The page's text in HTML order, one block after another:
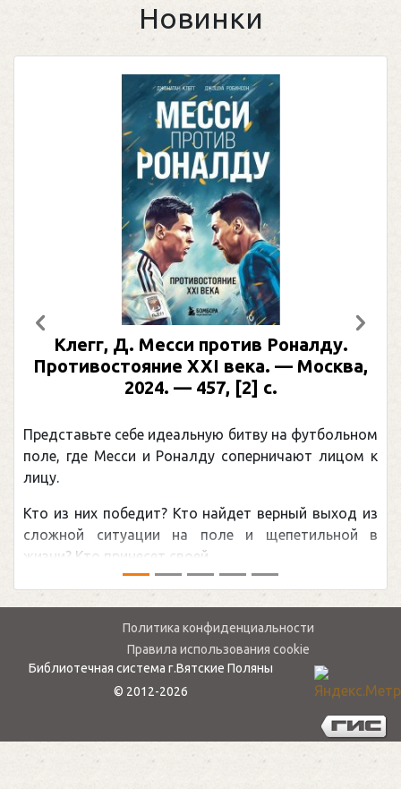
Новинки
Клегг, Д. Месси против Роналду.
Противостояние XXI века. — Москва,
2024. — 457, [2] с.
Представьте себе идеальную битву на футбольном
поле, где Месси и Роналду соперничают лицом к
лицу.
Кто из них победит? Кто найдет верный выход из
сложной ситуации на поле и щепетильной в
жизни? Кто принесет своей ...
Предыдущий
Политика конфиденциальности
Правила использования cookie
Библиотечная система г.Вятские Поляны
© 2012-2026